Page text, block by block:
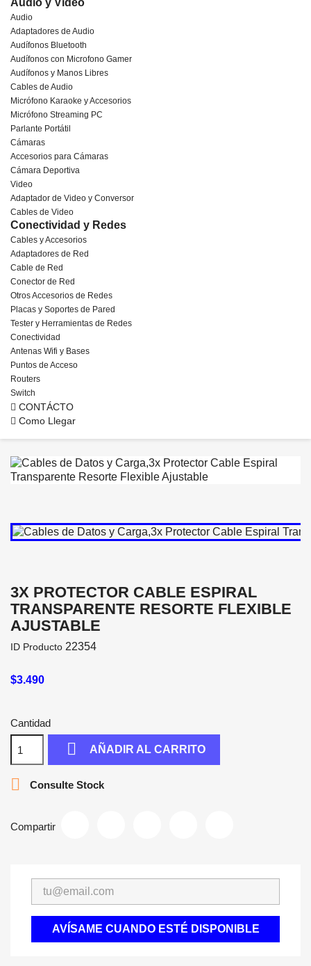
Audio y Video
Audio
Adaptadores de Audio
Audífonos Bluetooth
Audífonos con Microfono Gamer
Audífonos y Manos Libres
Cables de Audio
Micrófono Karaoke y Accesorios
Micrófono Streaming PC
Parlante Portátil
Cámaras
Accesorios para Cámaras
Cámara Deportiva
Video
Adaptador de Video y Conversor
Cables de Video
Conectividad y Redes
Cables y Accesorios
Adaptadores de Red
Cable de Red
Conector de Red
Otros Accesorios de Redes
Placas y Soportes de Pared
Tester y Herramientas de Redes
Conectividad
Antenas Wifi y Bases
Puntos de Acceso
Routers
Switch
CONTÁCTO
Como Llegar
3X PROTECTOR CABLE ESPIRAL
TRANSPARENTE RESORTE FLEXIBLE
AJUSTABLE
ID Producto 22354
$3.490
Cantidad
 AÑADIR AL CARRITO
 Consulte Stock
Compartir
AVÍSAME CUANDO ESTÉ DISPONIBLE